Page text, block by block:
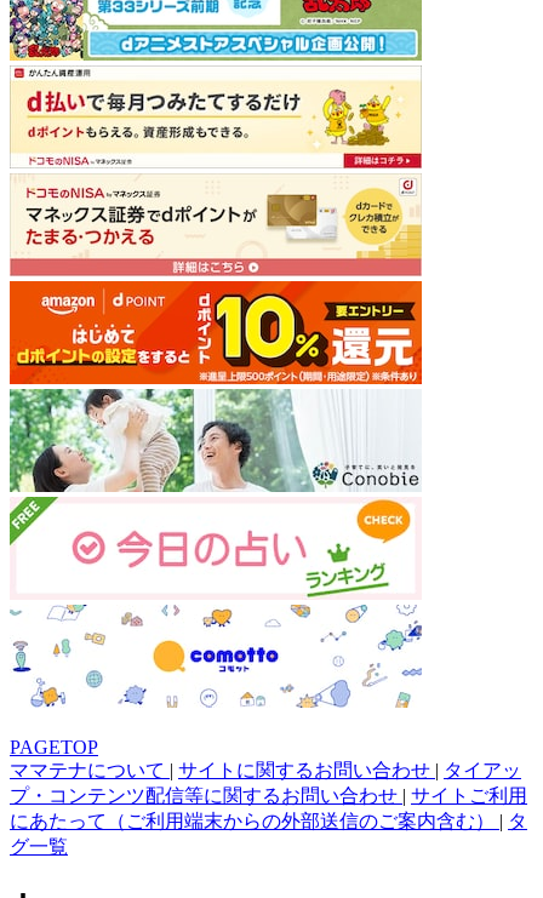
PAGETOP
ママテナについて | サイトに関するお問い合わせ | タイアッ
プ・コンテンツ配信等に関するお問い合わせ | サイトご利用
にあたって（ご利用端末からの外部送信のご案内含む） | タ
グ一覧